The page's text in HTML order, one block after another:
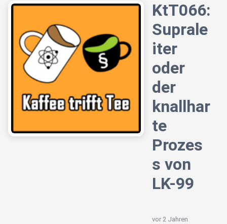
KtT066:
Suprale
iter
oder
der
knallhar
te
Prozes
s von
LK-99
vor 2 Jahren